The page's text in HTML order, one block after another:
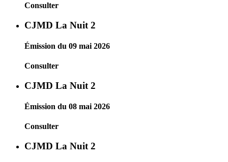
Consulter
CJMD La Nuit 2
Émission du 09 mai 2026
Consulter
CJMD La Nuit 2
Émission du 08 mai 2026
Consulter
CJMD La Nuit 2